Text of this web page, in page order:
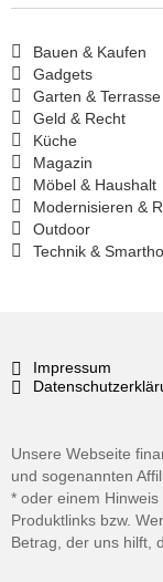
Bauen & Kaufen
Gadgets
Garten & Terrasse
Geld & Recht
Küche
Magazin
Möbel & Haushalt
Modernisieren &
Outdoor
Technik &
Impressum
Unsere Webseite
und sogenannten
* oder einem
Produktlinks bzw.
Betrag, der uns hilft,